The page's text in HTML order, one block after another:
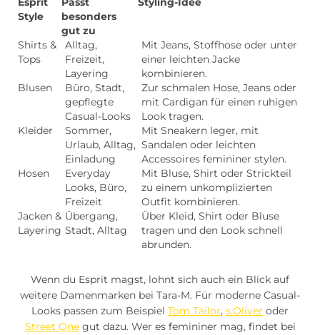
Style
besonders
gut zu
Shirts &
Tops
Alltag,
Freizeit,
Layering
Mit Jeans, Stoffhose oder unter
einer leichten Jacke
kombinieren.
Blusen
Büro, Stadt,
gepflegte
Casual-Looks
Zur schmalen Hose, Jeans oder
mit Cardigan für einen ruhigen
Look tragen.
Kleider
Sommer,
Urlaub, Alltag,
Einladung
Mit Sneakern leger, mit
Sandalen oder leichten
Accessoires femininer stylen.
Hosen
Everyday
Looks, Büro,
Freizeit
Mit Bluse, Shirt oder Strickteil
zu einem unkomplizierten
Outfit kombinieren.
Jacken &
Layering
Übergang,
Stadt, Alltag
Über Kleid, Shirt oder Bluse
tragen und den Look schnell
abrunden.
Wenn du Esprit magst, lohnt sich auch ein Blick auf
weitere Damenmarken bei Tara-M. Für moderne Casual-
Looks passen zum Beispiel Tom Tailor, s.Oliver oder
Street Onegut dazu. Wer es femininer mag, findet bei